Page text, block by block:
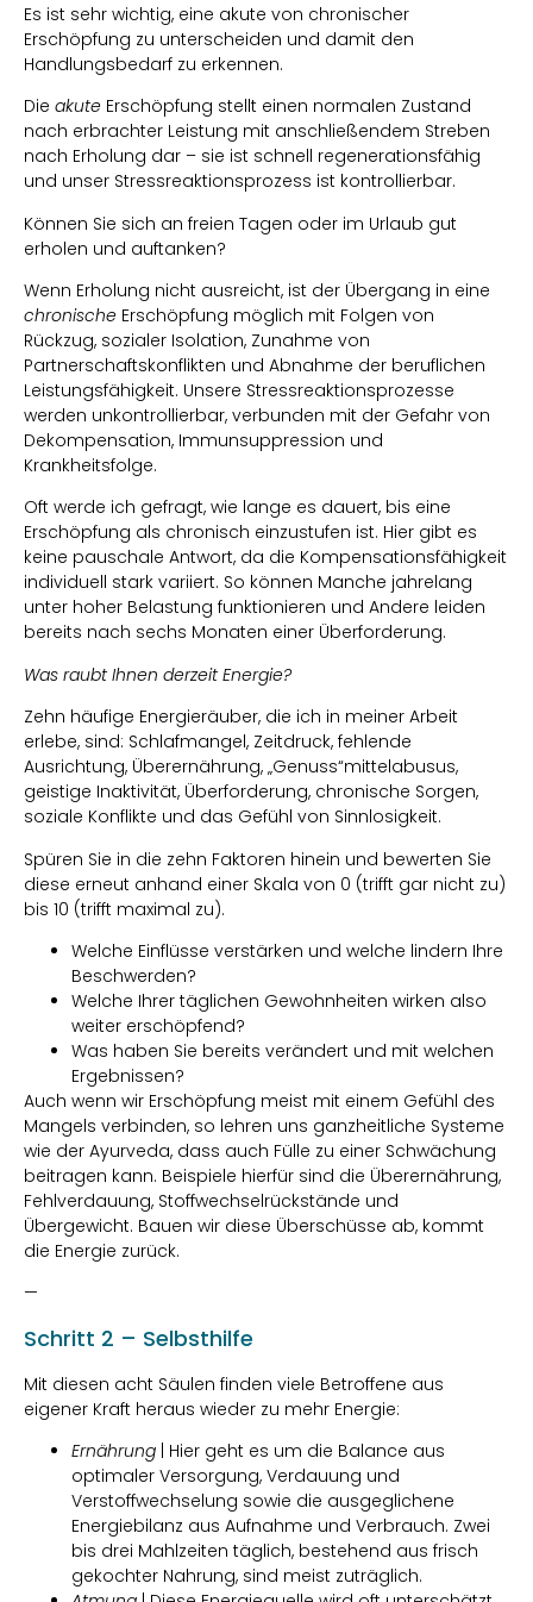
Es ist sehr wichtig, eine akute von chronischer
Erschöpfung zu unterscheiden und damit den
Handlungsbedarf zu erkennen.
Die akute Erschöpfung stellt einen normalen Zustand
nach erbrachter Leistung mit anschließendem Streben
nach Erholung dar – sie ist schnell regenerationsfähig
und unser Stressreaktionsprozess ist kontrollierbar.
Können Sie sich an freien Tagen oder im Urlaub gut
erholen und auftanken?
Wenn Erholung nicht ausreicht, ist der Übergang in eine
chronische Erschöpfung möglich mit Folgen von
Rückzug, sozialer Isolation, Zunahme von
Partnerschaftskonflikten und Abnahme der beruflichen
Leistungsfähigkeit. Unsere Stressreaktionsprozesse
werden unkontrollierbar, verbunden mit der Gefahr von
Dekompensation, Immunsuppression und
Krankheitsfolge.
Oft werde ich gefragt, wie lange es dauert, bis eine
Erschöpfung als chronisch einzustufen ist. Hier gibt es
keine pauschale Antwort, da die Kompensationsfähigkeit
individuell stark variiert. So können Manche jahrelang
unter hoher Belastung funktionieren und Andere leiden
bereits nach sechs Monaten einer Überforderung.
Was raubt Ihnen derzeit Energie?
Zehn häufige Energieräuber, die ich in meiner Arbeit
erlebe, sind: Schlafmangel, Zeitdruck, fehlende
Ausrichtung, Überernährung, „Genuss“mittelabusus,
geistige Inaktivität, Überforderung, chronische Sorgen,
soziale Konflikte und das Gefühl von Sinnlosigkeit.
Spüren Sie in die zehn Faktoren hinein und bewerten Sie
diese erneut anhand einer Skala von 0 (trifft gar nicht zu)
bis 10 (trifft maximal zu).
Welche Einflüsse verstärken und welche lindern Ihre
Beschwerden?
Welche Ihrer täglichen Gewohnheiten wirken also
weiter erschöpfend?
Was haben Sie bereits verändert und mit welchen
Ergebnissen?
Auch wenn wir Erschöpfung meist mit einem Gefühl des
Mangels verbinden, so lehren uns ganzheitliche Systeme
wie der Ayurveda, dass auch Fülle zu einer Schwächung
beitragen kann. Beispiele hierfür sind die Überernährung,
Fehlverdauung, Stoffwechselrückstände und
Übergewicht. Bauen wir diese Überschüsse ab, kommt
die Energie zurück.
—
Schritt 2 – Selbsthilfe
Mit diesen acht Säulen finden viele Betroffene aus
eigener Kraft heraus wieder zu mehr Energie:
Ernährung | Hier geht es um die Balance aus
optimaler Versorgung, Verdauung und
Verstoffwechselung sowie die ausgeglichene
Energiebilanz aus Aufnahme und Verbrauch. Zwei
bis drei Mahlzeiten täglich, bestehend aus frisch
gekochter Nahrung, sind meist zuträglich.